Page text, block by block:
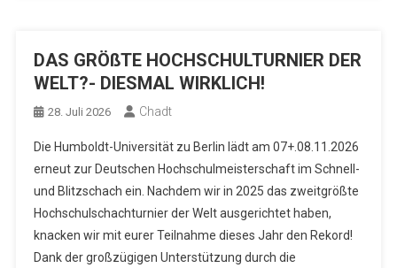
DAS GRÖßTE HOCHSCHULTURNIER DER
WELT?- DIESMAL WIRKLICH!
28. Juli 2026 Chadt
Die Humboldt-Universität zu Berlin lädt am 07+.08.11.2026
erneut zur Deutschen Hochschulmeisterschaft im Schnell-
und Blitzschach ein. Nachdem wir in 2025 das zweitgrößte
Hochschulschachturnier der Welt ausgerichtet haben,
knacken wir mit eurer Teilnahme dieses Jahr den Rekord!
Dank der großzügigen Unterstützung durch die